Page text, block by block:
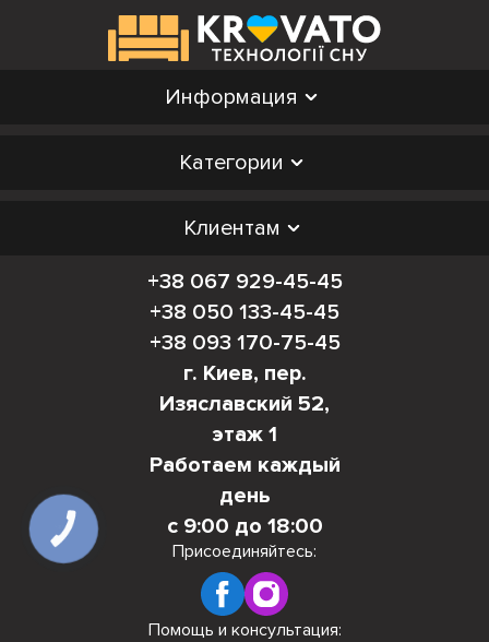
Информация
Категории
Клиентам
+38 067 929-45-45
+38 050 133-45-45
+38 093 170-75-45
г. Киев, пер.
Изяславский 52,
этаж 1
Работаем каждый
день
с 9:00 до 18:00
Присоединяйтесь:
Помощь и консультация:
КНОПКА
СВЯЗИ